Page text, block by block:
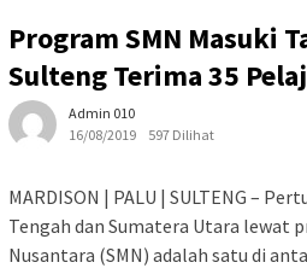
Program SMN Masuki
Sulteng Terima 35
Admin 010
16/08/2019
597 Dilihat
MARDISON | PALU | SULTENG –
Tengah dan Sumatera Utara lewat
Nusantara (SMN) adalah satu di